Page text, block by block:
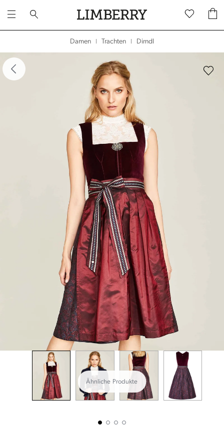
Damen Trachten Dirndl
überspringen
Ähnliche Produkte